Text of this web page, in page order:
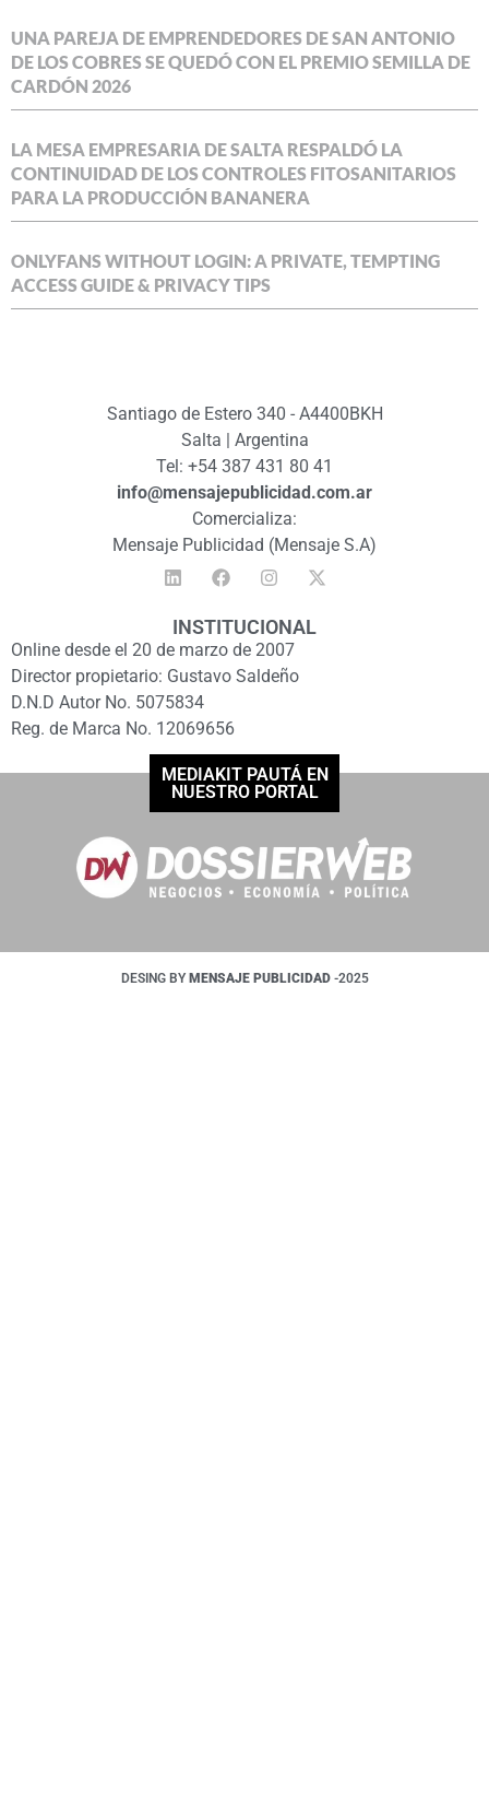
UNA PAREJA DE EMPRENDEDORES DE SAN ANTONIO
DE LOS COBRES SE QUEDÓ CON EL PREMIO SEMILLA DE
CARDÓN 2026
LA MESA EMPRESARIA DE SALTA RESPALDÓ LA
CONTINUIDAD DE LOS CONTROLES FITOSANITARIOS
PARA LA PRODUCCIÓN BANANERA
ONLYFANS WITHOUT LOGIN: A PRIVATE, TEMPTING
ACCESS GUIDE & PRIVACY TIPS
Santiago de Estero 340 - A4400BKH
Salta | Argentina
Tel: +54 387 431 80 41
info@mensajepublicidad.com.ar
Comercializa:
Mensaje Publicidad (Mensaje S.A)
INSTITUCIONAL
Online desde el 20 de marzo de 2007
Director propietario: Gustavo Saldeño
D.N.D Autor No. 5075834
Reg. de Marca No. 12069656
MEDIAKIT PAUTÁ EN
NUESTRO PORTAL
DESING BY MENSAJE PUBLICIDAD -2025